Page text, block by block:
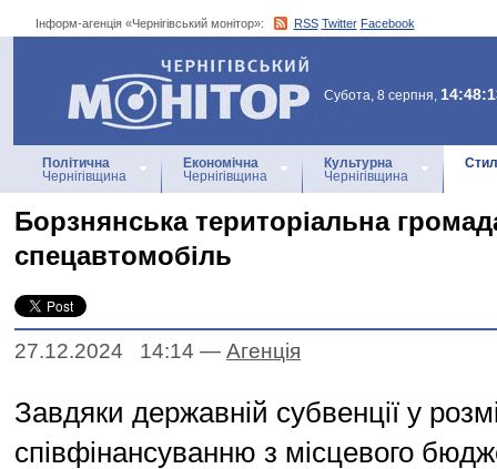
Інформ-агенція «Чернігівський монітор»: RSS Twitter Facebook
Інформ-агенція
«Чернігівський монітор»
Субота, 8 серпня,
Політична
Чернігівщина
Економічна
Чернігівщина
Культурна
Чернігівщина
Борзнянська територіальна
спецавтомобіль
27.12.2024 14:14 — Агенцiя
Завдяки державній субвенції у
співфінансуванню з місцевого